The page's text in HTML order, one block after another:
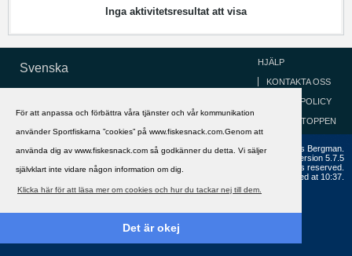
För att anpassa och förbättra våra tjänster och vår kommunikation
använder Sportfiskarna ”cookies” på www.fiskesnack.com.Genom att
använda dig av www.fiskesnack.com så godkänner du detta. Vi säljer
självklart inte vidare någon information om dig.
Klicka här för att läsa mer om cookies och hur du tackar nej till dem.
Det är okej
Inga aktivitetsresultat att visa
Svenska HJÄLP
KONTAKTA OSS
COOKIEPOLICY
GÅ TILL TOPPEN
Copyright ©2002 - 2021, FiskeSnack.com. Grundad 2002 av Anders Bergman.
vBulletin®
Version 5.7.5
Copyright © 2026 MH Sub I, LLC dba vBulletin. All rights reserved.
All times are GMT+1. This page was generated at 10:37.